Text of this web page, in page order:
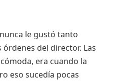
le gustó tanto
del director. Las
era cuando la
eso sucedía pocas